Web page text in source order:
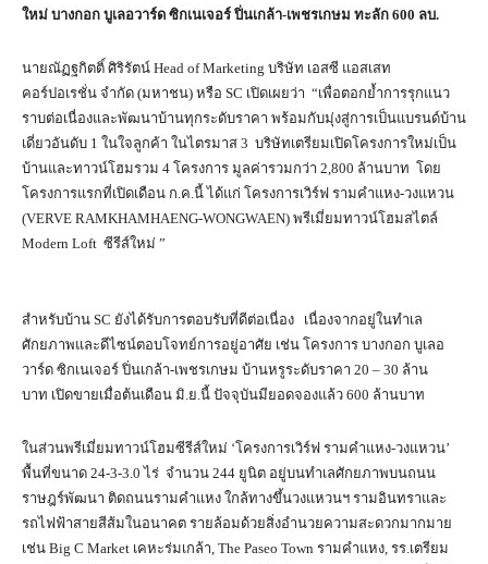
ใหม่ บางกอก บูเลอวาร์ด ซิกเนเจอร์ ปิ่นเกล้า-เพชรเกษม ทะลัก 600 ลบ.
นายณัฏฐกิตติ์ ศิริรัตน์ Head of Marketing บริษัท เอสซี แอสเสท
คอร์ปอเรชั่น จำกัด (มหาชน) หรือ SC เปิดเผยว่า “เพื่อตอกย้ำการรุกแนว
ราบต่อเนื่องและพัฒนาบ้านทุกระดับราคา พร้อมกับมุ่งสู่การเป็นแบรนด์บ้าน
เดี่ยวอันดับ 1 ในใจลูกค้า ในไตรมาส 3 บริษัทเตรียมเปิดโครงการใหม่เป็น
บ้านและทาวน์โฮมรวม 4 โครงการ มูลค่ารวมกว่า 2,800 ล้านบาท โดย
โครงการแรกที่เปิดเดือน ก.ค.นี้ ได้แก่ โครงการเวิร์ฟ รามคำแหง-วงแหวน
(VERVE RAMKHAMHAENG-WONGWAEN) พรีเมี่ยมทาวน์โฮมสไตล์
Modern Loft ซีรีส์ใหม่ ”
สำหรับบ้าน SC ยังได้รับการตอบรับที่ดีต่อเนื่อง เนื่องจากอยู่ในทำเล
ศักยภาพและดีไซน์ตอบโจทย์การอยู่อาศัย เช่น โครงการ บางกอก บูเลอ
วาร์ด ซิกเนเจอร์ ปิ่นเกล้า-เพชรเกษม บ้านหรูระดับราคา 20 – 30 ล้าน
บาท เปิดขายเมื่อต้นเดือน มิ.ย.นี้ ปัจจุบันมียอดจองแล้ว 600 ล้านบาท
ในส่วนพรีเมี่ยมทาวน์โฮมซีรีส์ใหม่ ‘โครงการเวิร์ฟ รามคำแหง-วงแหวน’
พื้นที่ขนาด 24-3-3.0 ไร่ จำนวน 244 ยูนิต อยู่บนทำเลศักยภาพบนถนน
ราษฎร์พัฒนา ติดถนนรามคำแหง ใกล้ทางขึ้นวงแหวนฯ รามอินทราและ
รถไฟฟ้าสายสีส้มในอนาคต รายล้อมด้วยสิ่งอำนวยความสะดวกมากมาย
เช่น Big C Market เคหะร่มเกล้า, The Paseo Town รามคำแหง, รร.เตรียม